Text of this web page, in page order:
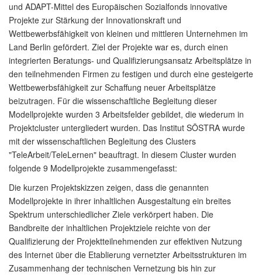
und ADAPT-Mittel des Europäischen Sozialfonds innovative
Projekte zur Stärkung der Innovationskraft und
Wettbewerbsfähigkeit von kleinen und mittleren Unternehmen im
Land Berlin gefördert. Ziel der Projekte war es, durch einen
integrierten Beratungs- und Qualifizierungsansatz Arbeitsplätze in
den teilnehmenden Firmen zu festigen und durch eine gesteigerte
Wettbewerbsfähigkeit zur Schaffung neuer Arbeitsplätze
beizutragen. Für die wissenschaftliche Begleitung dieser
Modellprojekte wurden 3 Arbeitsfelder gebildet, die wiederum in
Projektcluster untergliedert wurden. Das Institut SÖSTRA wurde
mit der wissenschaftlichen Begleitung des Clusters
"TeleArbeit/TeleLernen" beauftragt. In diesem Cluster wurden
folgende 9 Modellprojekte zusammengefasst:
Die kurzen Projektskizzen zeigen, dass die genannten
Modellprojekte in ihrer inhaltlichen Ausgestaltung ein breites
Spektrum unterschiedlicher Ziele verkörpert haben. Die
Bandbreite der inhaltlichen Projektziele reichte von der
Qualifizierung der Projektteilnehmenden zur effektiven Nutzung
des Internet über die Etablierung vernetzter Arbeitsstrukturen im
Zusammenhang der technischen Vernetzung bis hin zur